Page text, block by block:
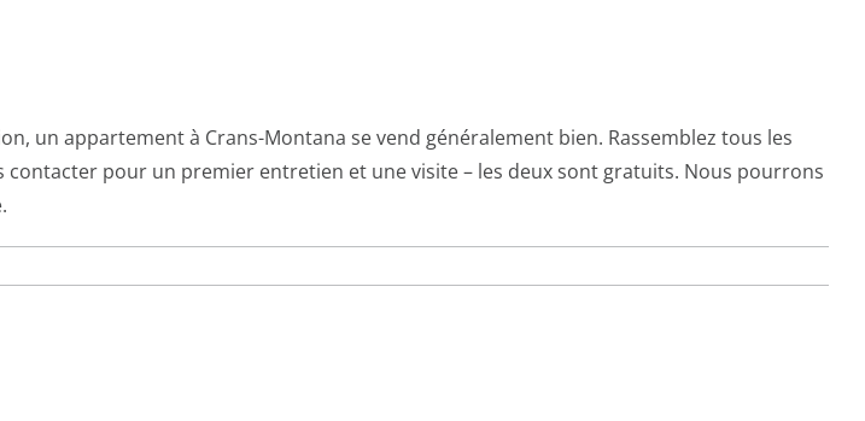
un appartement à Crans-Montana se vend généralement bien. Rassemblez tous les
contacter pour un premier entretien et une visite – les deux sont gratuits. Nous pourrons